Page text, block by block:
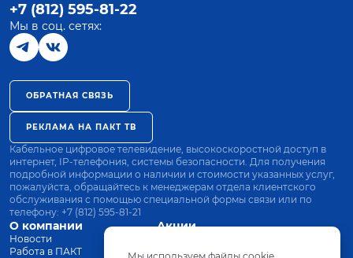
О компании
Новости
Работа в ПАКТ
Акции
Оплата
+7 (812) 595-81-22
Мы в соц. сетях:
ОБРАТНАЯ СВЯЗЬ
РЕКЛАМА НА ПАКТ ТВ
Кабельное цифровое телевидение, высокоскоростной доступ в
интернет, IP-телефония, системы безопасности. Для получения
подробной информации о наличии и стоимости указанных услуг,
пожалуйста, обращайтесь к менеджерам отдела клиентского
обслуживания с помощью специальной формы связи или по
телефону: +7 (812) 595-81-21